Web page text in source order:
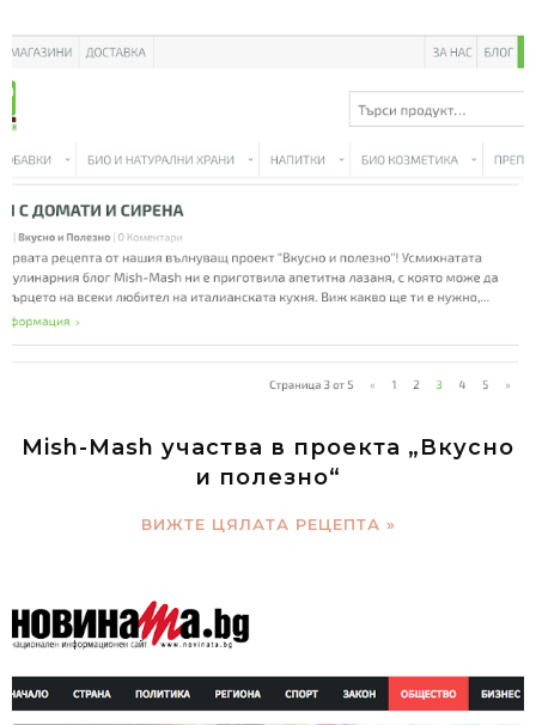
Mish-Mash участва в проекта „Вкусно
и полезно“
ВИЖТЕ ЦЯЛАТА РЕЦЕПТА »